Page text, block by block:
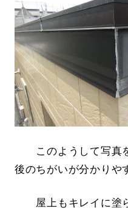
このようして写真を
後のちがいが分かりや
屋上もキレイに塗ら